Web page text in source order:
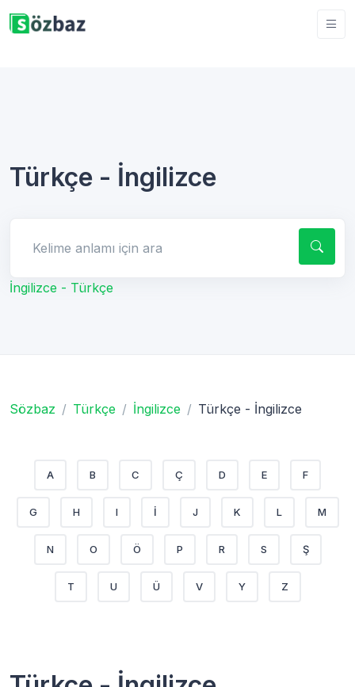
Türkçe - İngilizce
İngilizce - Türkçe
Sözbaz Türkçe İngilizce Türkçe - İngilizce
A B C Ç D E F
G H I İ J K L M
N O Ö P R S Ş
T U Ü V Y Z